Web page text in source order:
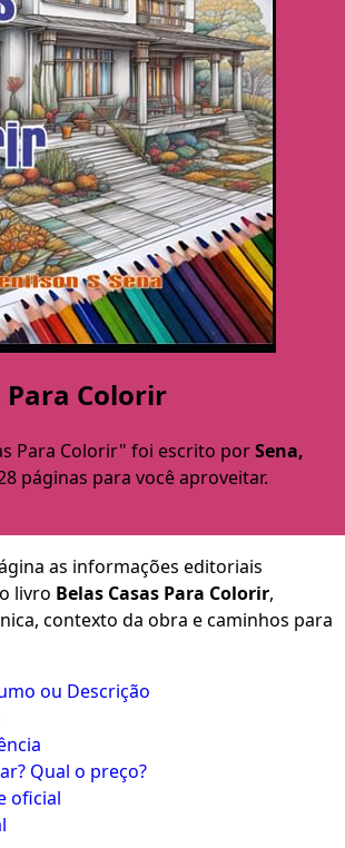
Para Colorir
Para Colorir" foi escrito porSena,
páginas para você aproveitar.
as informações editoriais
livro Belas Casas Para Colorir,
contexto da obra e caminhos para
ou Descrição
Qual o preço?
oficial